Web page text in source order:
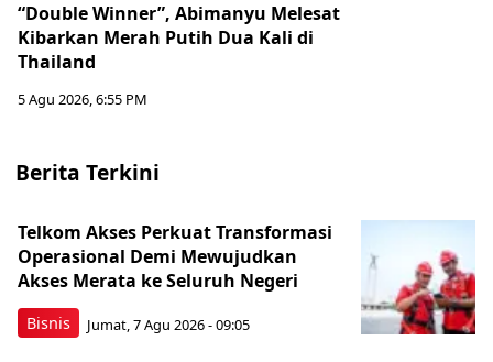
“Double Winner”, Abimanyu Melesat
Kibarkan Merah Putih Dua Kali di
Thailand
5 Agu 2026, 6:55 PM
Berita Terkini
Bisnis
Telkom Akses Perkuat Transformasi
Operasional Demi Mewujudkan
Akses Merata ke Seluruh Negeri
Jumat, 7 Agu 2026 - 09:05